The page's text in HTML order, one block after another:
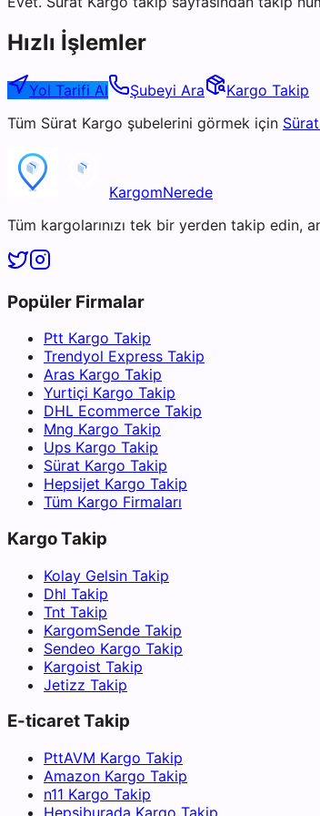
Hızlı İşlemler
Yol Tarifi Al Şubeyi Ara
Kargo Takip
Tüm Sürat Kargo şubelerini görmek için
KargomNerede
Tüm kargolarınızı tek bir yerden takip edin,
Popüler Firmalar
Ptt Kargo Takip
Trendyol Express Takip
Aras Kargo Takip
Yurtiçi Kargo Takip
DHL Ecommerce Takip
Mng Kargo Takip
Ups Kargo Takip
Sürat Kargo Takip
Hepsijet Kargo Takip
Tüm Kargo Firmaları
Kargo Takip
Kolay Gelsin Takip
Dhl Takip
Tnt Takip
KargomSende Takip
Sendeo Kargo Takip
Kargoist Takip
Jetizz Takip
E-ticaret Takip
PttAVM Kargo Takip
Amazon Kargo Takip
n11 Kargo Takip